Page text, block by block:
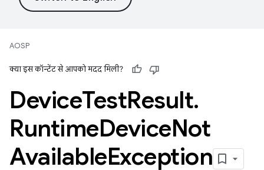
AOSP
क्या इस कॉन्टेंट से आपको मदद मिली?
DeviceTestResult.
RuntimeDeviceNot
AvailableException